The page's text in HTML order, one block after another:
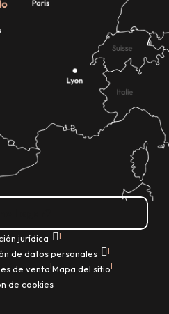
jurídica |
de datos personales |
de venta|Mapa del sitio|
de cookies